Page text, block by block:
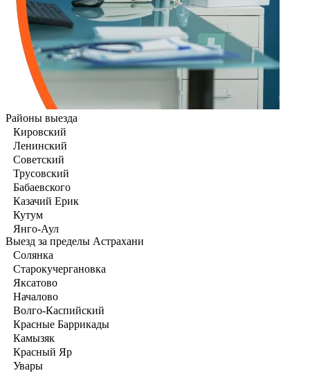
Районы выезда
Кировский
Ленинский
Советский
Трусовский
Бабаевского
Казачий Ерик
Кутум
Янго-Аул
Выезд за пределы Астрахани
Солянка
Старокучергановка
Яксатово
Началово
Волго-Каспийский
Красные Баррикады
Камызяк
Красный Яр
Увары